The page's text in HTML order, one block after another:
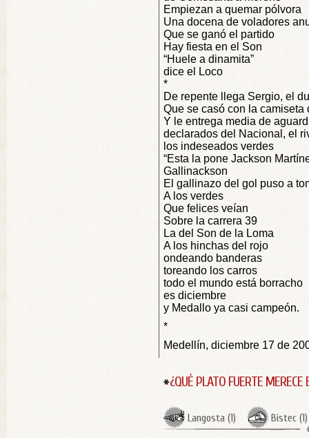
Empiezan a quemar pólvora
Una docena de voladores
Que se ganó el partido
Hay fiesta en el Son
“Huele a dinamita”
dice el Loco
*
De repente llega Sergio, el
Que se casó con la camiseta
Y le entrega media de
declarados del Nacional, el
los indeseados verdes
“Esta la pone Jackson
Gallinackson
El gallinazo del gol puso a
A los verdes
Que felices veían
Sobre la carrera 39
La del Son de la Loma
A los hinchas del rojo
ondeando banderas
toreando los carros
todo el mundo está borracho
es diciembre
y Medallo ya casi campeón.
*
Medellín, diciembre 17 de
¿QUÉ PLATO FUERTE MERECE
Langosta (1) Bistec (1)